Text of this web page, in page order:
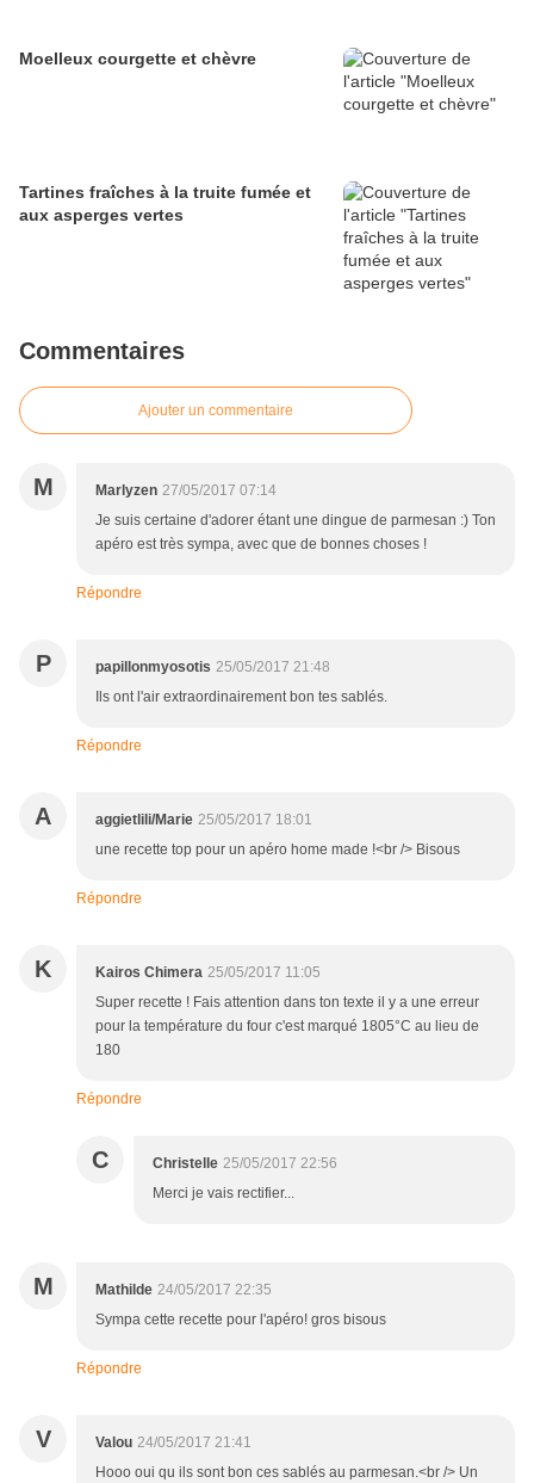
Moelleux courgette et chèvre
Tartines fraîches à la truite fumée et
aux asperges vertes
Commentaires
Ajouter un commentaire
M Marlyzen 27/05/2017 07:14
Je suis certaine d'adorer étant une dingue de parmesan :) Ton
apéro est très sympa, avec que de bonnes choses !
Répondre
P papillonmyosotis 25/05/2017 21:48
Ils ont l'air extraordinairement bon tes sablés.
Répondre
A aggietlili/Marie 25/05/2017 18:01
une recette top pour un apéro home made !<br /> Bisous
Répondre
K Kairos Chimera 25/05/2017 11:05
Super recette ! Fais attention dans ton texte il y a une erreur
pour la température du four c'est marqué 1805°C au lieu de
180
Répondre
C Christelle 25/05/2017 22:56
Merci je vais rectifier...
M Mathilde 24/05/2017 22:35
Sympa cette recette pour l'apéro! gros bisous
Répondre
V Valou 24/05/2017 21:41
Hooo oui qu ils sont bon ces sablés au parmesan.<br /> Un